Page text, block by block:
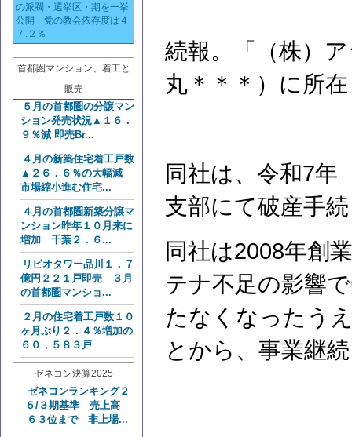
の派閥・選挙区・期を一挙
公開 党の教会依存度は４
７.２％
首都圏マンション、着工と
販売
５月の首都圏の分譲マン
ション発売状況▲１６．
９％減 即売Br...
４月の新築住宅着工戸数
▲２６．６％の大幅減
市場縮小進む住宅...
４月の首都圏新築分譲マ
ンション昨年１０月来に
増加 千葉２．６...
リビオタワー品川１．７
億円２２１戸即売 ３月
の首都圏マンショ...
２月の住宅着工戸数１０
ヶ月ぶり２．４％増加の
６０，５８３戸
ゼネコン決算2025
ゼネコンランキング２
５/３期基準 売上高
６３位まで 非上場...
続報。「（株）
丸＊＊＊）に所
同社は、令和7年
支部にて破産手
同社は2008年創
テナ不足の影響
たなくなったう
とから、事業継